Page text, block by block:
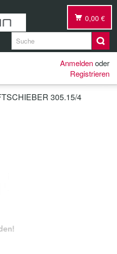
0,00 €
Anmeldenoder
Registrieren
305.15/4